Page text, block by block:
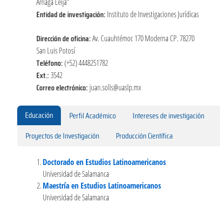
Entidad de investigación: Instituto de Investigaciones Jurídicas
Dirección de oficina:Av. Cuauhtémoc 170 Moderna CP. 78270
San Luis Potosí
Teléfono:(+52) 4448251782
Ext.:3542
Correo electrónico: juan.solis@uaslp.mx
Educación Perfil Académico
Intereses de investigación
Proyectos de Investigación
Producción Científica
Doctorado en Estudios Latinoamericanos
Universidad de Salamanca
Maestría en Estudios Latinoamericanos
Universidad de Salamanca